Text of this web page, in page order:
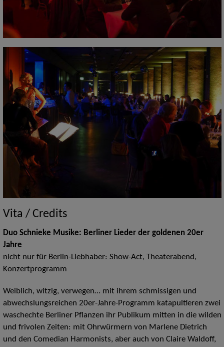
Vita / Credits
Duo Schnieke Musike: Berliner Lieder der goldenen 20er
Jahre
nicht nur für Berlin-Liebhaber: Show-Act, Theaterabend,
Konzertprogramm
Weiblich, witzig, verwegen… mit ihrem schmissigen und
abwechslungsreichen 20er-Jahre-Programm katapultieren zwei
waschechte Berliner Pflanzen ihr Publikum mitten in die wilden
und frivolen Zeiten: mit Ohrwürmern von Marlene Dietrich
und den Comedian Harmonists, aber auch von Claire Waldoff,